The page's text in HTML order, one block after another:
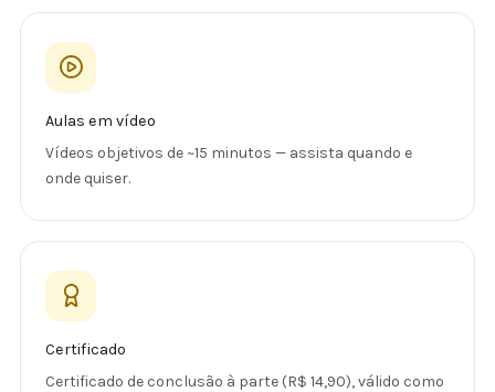
Aulas em vídeo
Vídeos objetivos de ~15 minutos — assista quando e
onde quiser.
Certificado
Certificado de conclusão à parte (R$ 14,90), válido como